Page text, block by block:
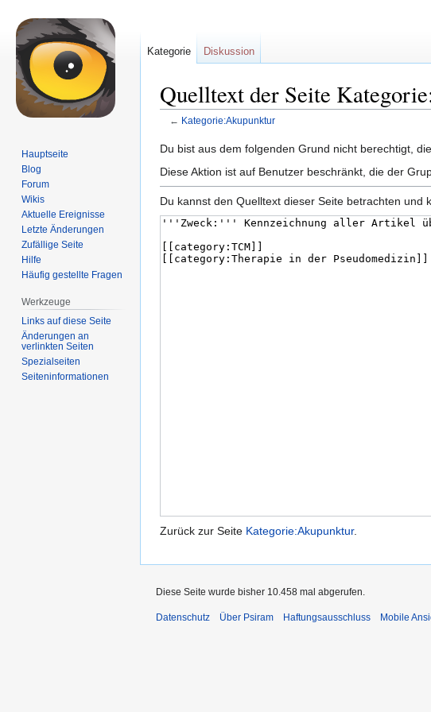
Quelltext der Seite
← Kategorie:Akupunktur
Zur
Navigation
Zur
Suche
Du bist aus dem folgenden Grund nicht berechtigt,
Diese Aktion ist auf Benutzer beschränkt, die der
Du kannst den Quelltext dieser Seite betrachten und
Zurück zur Seite Kategorie:Akupunktur.
Kategorie Diskussion
Hauptseite
Blog
Forum
Wikis
Aktuelle Ereignisse
Letzte Änderungen
Zufällige Seite
Hilfe
Häufig gestellte Fragen
Werkzeuge
Links auf diese Seite
Änderungen an
verlinkten Seiten
Spezialseiten
Seiten­informationen
Diese Seite wurde bisher 10.458 mal abgerufen.
Datenschutz Über Psiram Haftungsausschluss Mobile